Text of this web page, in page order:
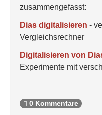
zusammengefasst:
Dias digitalisieren -
Vergleichsrechner
Digitalisieren von
Experimente mit
0 Kommentare